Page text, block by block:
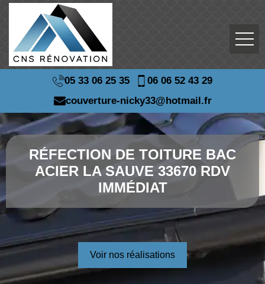
05 33 06 25 35
06 06 52 43 29
couverture-nicky33@hotmail.fr
RÉFECTION DE TOITURE BAC
ACIER LA SAUVE 33670 RDV
IMMÉDIAT
Voir nos réalisations